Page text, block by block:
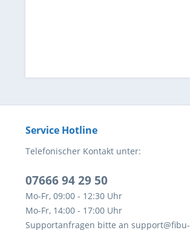
Service Hotline
Telefonischer Kontakt unter:
07666 94 29 50
Mo-Fr, 09:00 - 12:30 Uhr
Mo-Fr, 14:00 - 17:00 Uhr
Supportanfragen bitte an support@fibu-